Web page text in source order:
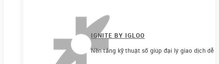
IGNITE BY IGLOO
Nền tảng kỹ thuật số giúp đại lý giao dịch dễ